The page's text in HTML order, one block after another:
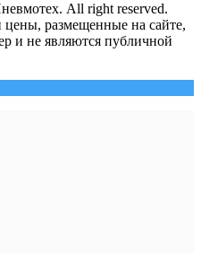
All right reserved.
размещенные на сайте,
и не являются публичной